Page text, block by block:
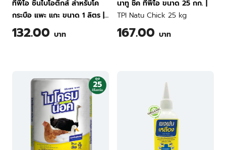
ทีพีไอ ซินไบโอติกส์ สำหรับโค
กระบือ แพะ แกะ ขนาด 1 ลิตร
TPI Synbiotics for Livestock
1 Liter
132.00 บาท
นาทู ชิค ทีพีไอ ขนาด 25 กก.
TPI Natu Chick 25 kg
167.00 บาท